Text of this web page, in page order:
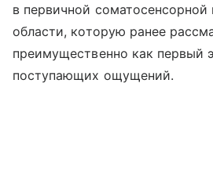
в первичной
области, которую ранее
преимущественно как первый
поступающих ощущений.